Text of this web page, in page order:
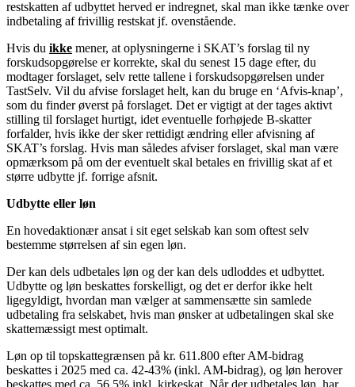
restskatten af udbyttet herved er indregnet, skal man ikke tænke over
indbetaling af frivillig restskat jf. ovenstående.
Hvis du ikke mener, at oplysningerne i SKAT’s forslag til ny
forskudsopgørelse er korrekte, skal du senest 15 dage efter, du
modtager forslaget, selv rette tallene i forskudsopgørelsen under
TastSelv. Vil du afvise forslaget helt, kan du bruge en ‘Afvis-knap’,
som du finder øverst på forslaget. Det er vigtigt at der tages aktivt
stilling til forslaget hurtigt, idet eventuelle forhøjede B-skatter
forfalder, hvis ikke der sker rettidigt ændring eller afvisning af
SKAT’s forslag. Hvis man således afviser forslaget, skal man være
opmærksom på om der eventuelt skal betales en frivillig skat af et
større udbytte jf. forrige afsnit.
Udbytte eller løn
En hovedaktionær ansat i sit eget selskab kan som oftest selv
bestemme størrelsen af sin egen løn.
Der kan dels udbetales løn og der kan dels udloddes et udbyttet.
Udbytte og løn beskattes forskelligt, og det er derfor ikke helt
ligegyldigt, hvordan man vælger at sammensætte sin samlede
udbetaling fra selskabet, hvis man ønsker at udbetalingen skal ske
skattemæssigt mest optimalt.
Løn op til topskattegrænsen på kr. 611.800 efter AM-bidrag
beskattes i 2025 med ca. 42-43% (inkl. AM-bidrag), og løn herover
beskattes med ca. 56,5% inkl. kirkeskat. Når der udbetales løn, har